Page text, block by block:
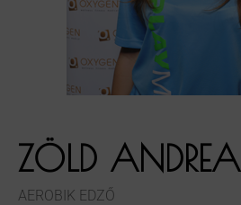
ZÖLD ANDREA
AEROBIK EDZŐ